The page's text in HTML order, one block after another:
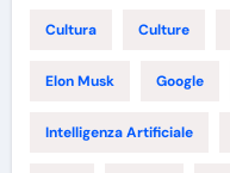
Cultura Culture
Elon Musk Google
Intelligenza Artificiale